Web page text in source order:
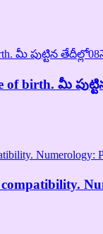
of birth. మీ